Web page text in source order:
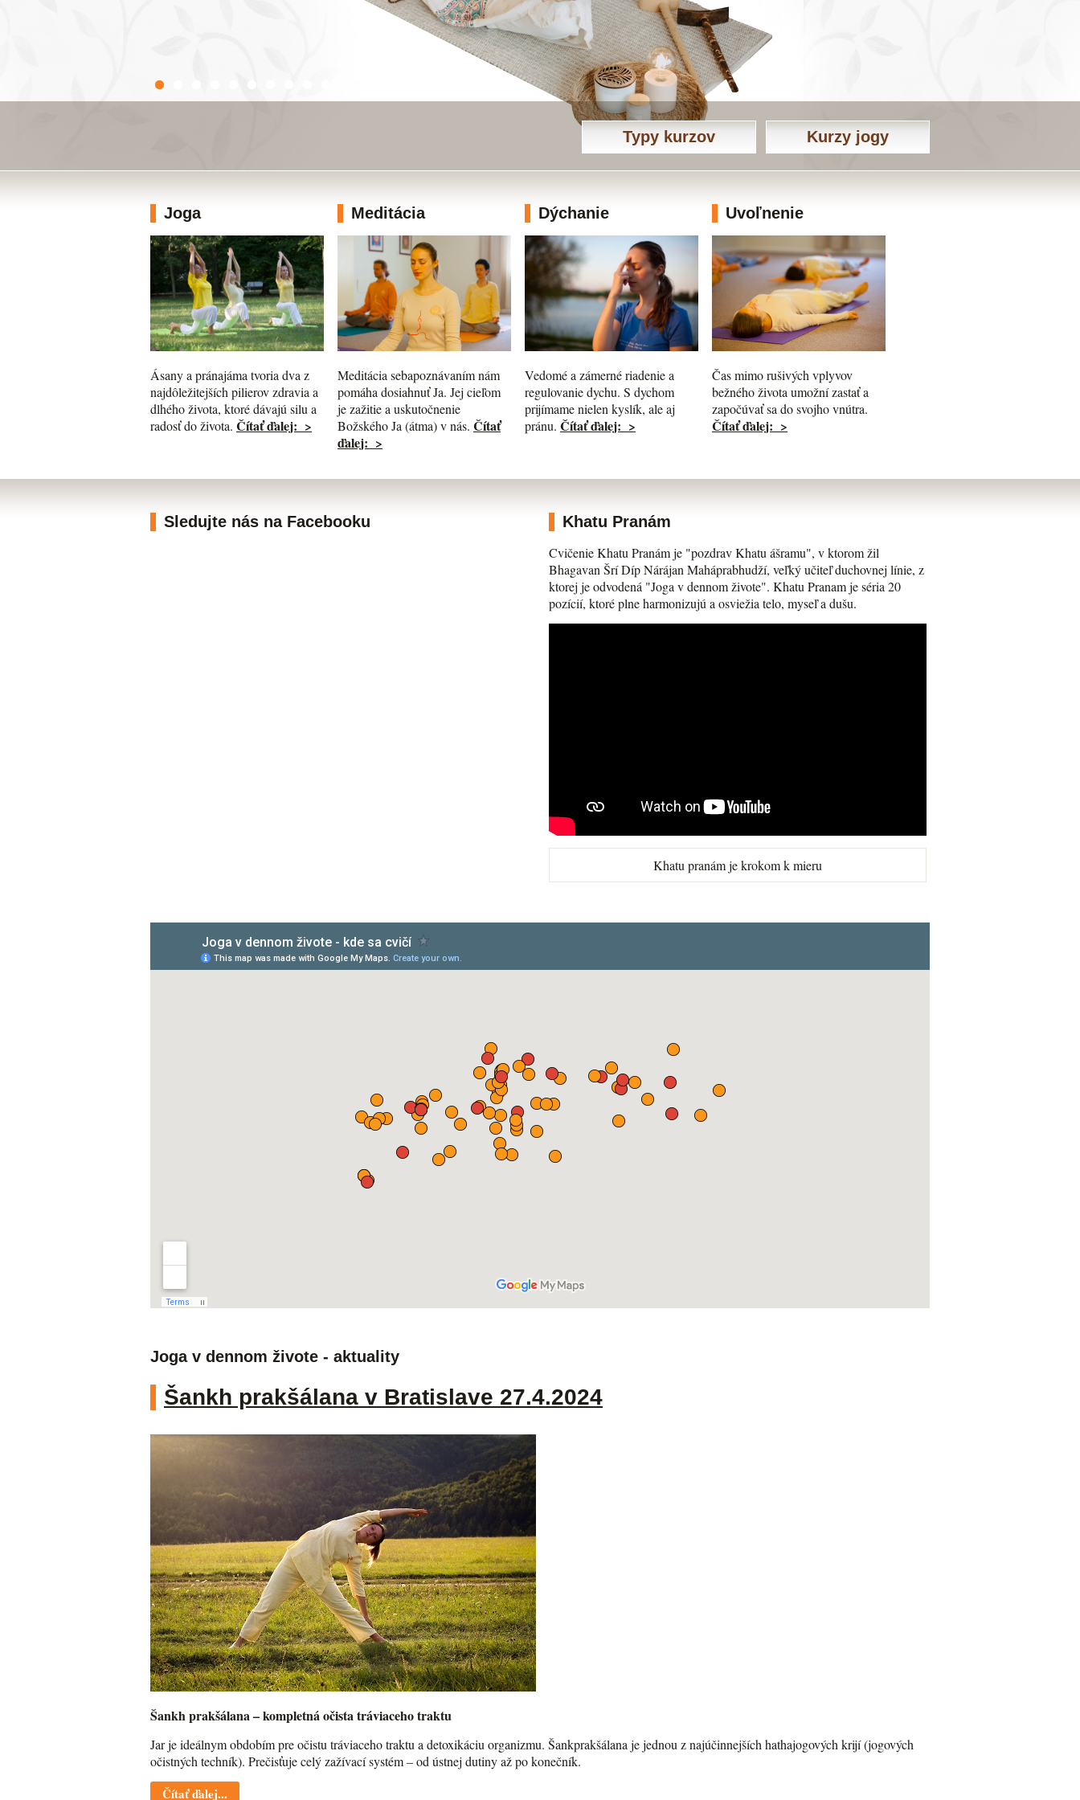
Typy kurzov Kurzy jogy
Joga
Ásany a pránajáma tvoria dva z
najdôležitejších pilierov zdravia a
dlhého života, ktoré dávajú silu a
radosť do života. Čítať ďalej: >
Meditácia
Meditácia sebapoznávaním nám
pomáha dosiahnuť Ja. Jej cieľom
je zažitie a uskutočnenie
Božského Ja (átma) v nás. Čítať
ďalej: >
Dýchanie
Vedomé a zámerné riadenie a
regulovanie dychu. S dychom
prijímame nielen kyslík, ale aj
pránu. Čítať ďalej: >
Uvoľnenie
Čas mimo rušivých vplyvov
bežného života umožní zastať a
započúvať sa do svojho vnútra.
Čítať ďalej: >
Sledujte nás na Facebooku Khatu Pranám
Cvičenie Khatu Pranám je "pozdrav Khatu ášramu", v ktorom žil
Bhagavan Šrí Díp Nárájan Maháprabhudží, veľký učiteľ duchovnej línie, z
ktorej je odvodená "Joga v dennom živote". Khatu Pranam je séria 20
pozícií, ktoré plne harmonizujú a osviežia telo, myseľ a dušu.
Khatu pranám je krokom k mieru
Joga v dennom živote - aktuality
Šankh prakšálana v Bratislave 27.4.2024
Šankh prakšálana – kompletná očista tráviaceho traktu
Jar je ideálnym obdobím pre očistu tráviaceho traktu a detoxikáciu organizmu. Šankprakšálana je jednou z najúčinnejších hathajogových krijí (jogových
očistných techník). Prečisťuje celý zažívací systém – od ústnej dutiny až po konečník.
Čítať ďalej...